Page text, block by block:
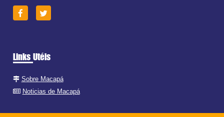
Links Utéis
Sobre Macapá
Noticias de Macapá